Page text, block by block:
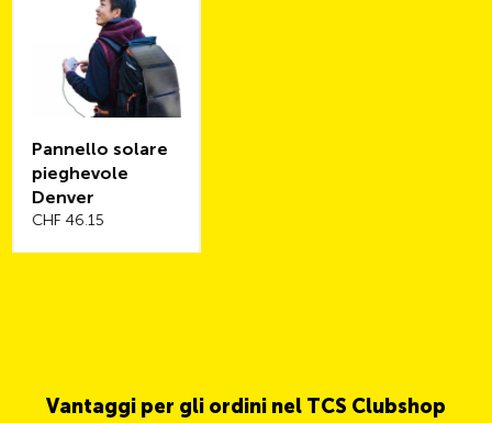
Pannello solare
pieghevole
Denver
CHF 46.15
Vantaggi per gli ordini nel TCS Clubshop